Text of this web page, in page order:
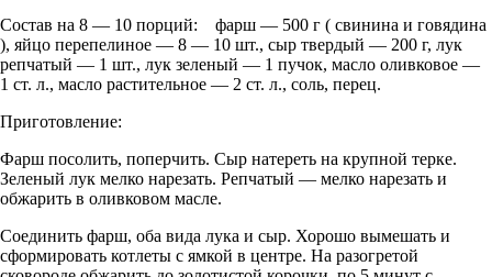
Состав на 8 — 10 порций: фарш — 500 г ( свинина и говядина
), яйцо перепелиное — 8 — 10 шт., сыр твердый — 200 г, лук
репчатый — 1 шт., лук зеленый — 1 пучок, масло оливковое —
1 ст. л., масло растительное — 2 ст. л., соль, перец.
Приготовление:
Фарш посолить, поперчить. Сыр натереть на крупной терке.
Зеленый лук мелко нарезать. Репчатый — мелко нарезать и
обжарить в оливковом масле.
Соединить фарш, оба вида лука и сыр. Хорошо вымешать и
сформировать котлеты с ямкой в центре. На разогретой